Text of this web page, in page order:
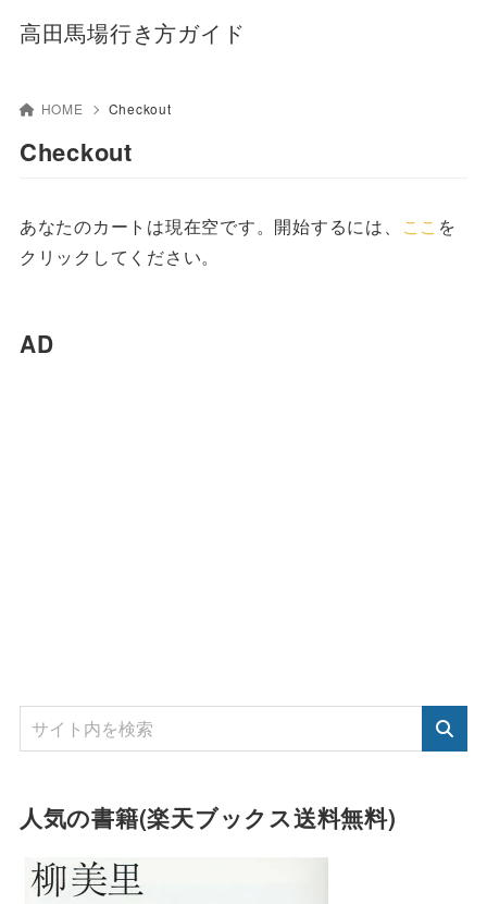
高田馬場行き方ガイド
HOME Checkout
Checkout
あなたのカートは現在空です。開始するには、 ここ を
クリックしてください。
AD
人気の書籍(楽天ブックス送料無料)